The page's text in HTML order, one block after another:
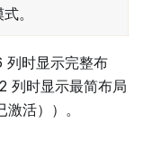
。
时显示完整布
列时显示最简布局
活））。